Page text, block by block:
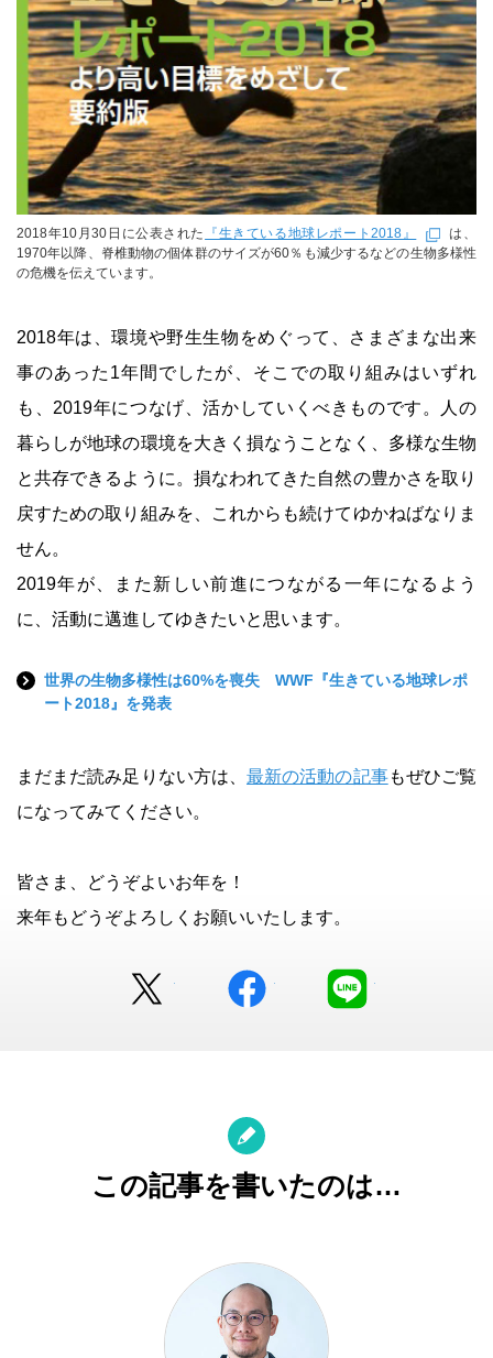
2018年10月30日に公表された 『生きている地球レポート2018』
は、
1970年以降、脊椎動物の個体群のサイズが60％も減少するなどの生物多様性
の危機を伝えています。
2018年は、環境や野生生物をめぐって、さまざまな出来
事のあった1年間でしたが、そこでの取り組みはいずれ
も、2019年につなげ、活かしていくべきものです。人の
暮らしが地球の環境を大きく損なうことなく、多様な生物
と共存できるように。損なわれてきた自然の豊かさを取り
戻すための取り組みを、これからも続けてゆかねばなりま
せん。
2019年が、また新しい前進につながる一年になるよう
に、活動に邁進してゆきたいと思います。
世界の生物多様性は60%を喪失 WWF『生きている地球レポ
ート2018』を発表
まだまだ読み足りない方は、最新の活動の記事もぜひご覧
になってみてください。
皆さま、どうぞよいお年を！
来年もどうぞよろしくお願いいたします。
facebook
この記事を書いたのは…